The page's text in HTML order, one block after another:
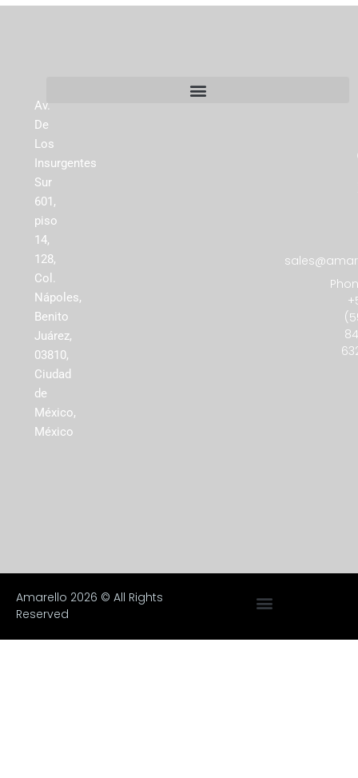
Av.
De
Los
Insurgentes
Sur
601,
piso
14,
128,
Col.
Nápoles,
Benito
Juárez,
03810,
Ciudad
de
México,
México
Amarello 2026 © All Rights
Reserved